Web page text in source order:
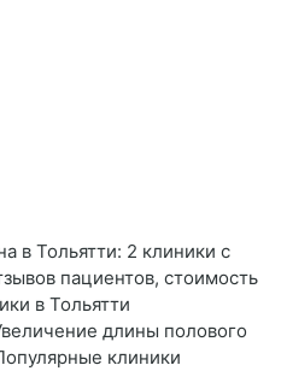
в Тольятти: 2 клиники с
пациентов, стоимость
в Тольятти
длины полового
клиники